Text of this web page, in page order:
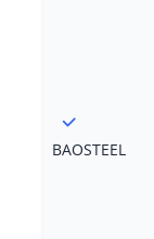
BAOSTEEL